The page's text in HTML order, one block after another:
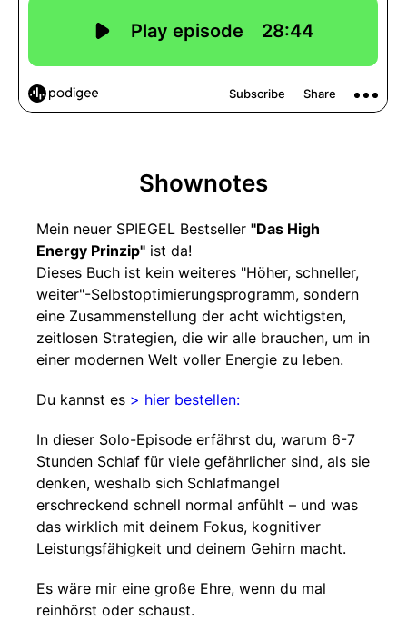
Shownotes
Mein neuer SPIEGEL Bestseller "Das High
Energy Prinzip" ist da!
Dieses Buch ist kein weiteres "Höher, schneller,
weiter"-Selbstoptimierungsprogramm, sondern
eine Zusammenstellung der acht wichtigsten,
zeitlosen Strategien, die wir alle brauchen, um in
einer modernen Welt voller Energie zu leben.
Du kannst es > hier bestellen:
In dieser Solo-Episode erfährst du, warum 6-7
Stunden Schlaf für viele gefährlicher sind, als sie
denken, weshalb sich Schlafmangel
erschreckend schnell normal anfühlt – und was
das wirklich mit deinem Fokus, kognitiver
Leistungsfähigkeit und deinem Gehirn macht.
Es wäre mir eine große Ehre, wenn du mal
reinhörst oder schaust.